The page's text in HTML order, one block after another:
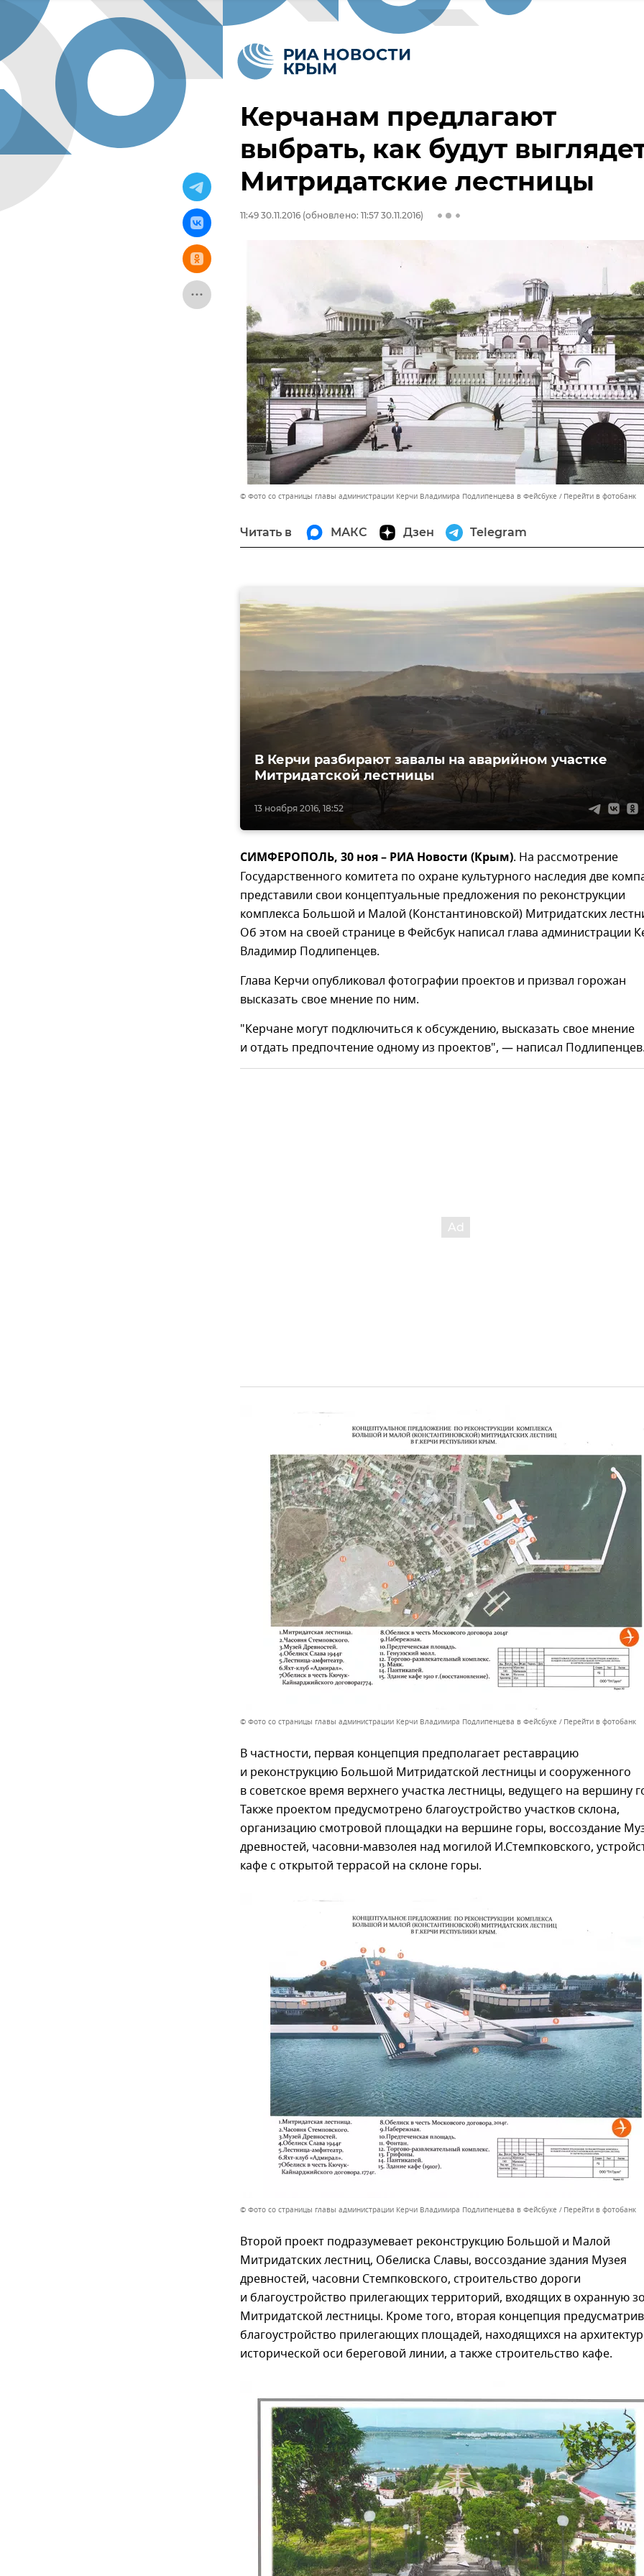
Керчанам предлагают
выбрать, как будут
Митридатские лестницы
11:49 30.11.2016 (обновлено: 11:57 30.11.2016)
© Фото со страницы главы администрации Керчи Владимира Подлипенцева в Фейсбуке Перейти в фотобанк
Читать в МАКС Дзен Telegram
13 ноября 2016, 18:52
В Керчи разбирают завалы на аварийном участке
Митридатской лестницы
СИМФЕРОПОЛЬ, 30 ноя – РИА Новости (Крым). На рассмотрение
Государственного комитета по охране культурного наследия две
представили свои концептуальные предложения по реконструкции
комплекса Большой и Малой (Константиновской) Митридатских
Об этом на своей странице в Фейсбук написал глава администрации
Владимир Подлипенцев.
Глава Керчи опубликовал фотографии проектов и призвал горожан
высказать свое мнение по ним.
"Керчане могут подключиться к обсуждению, высказать свое мнение
и отдать предпочтение одному из проектов", — написал
© Фото со страницы главы администрации Керчи Владимира Подлипенцева в Фейсбуке Перейти в фотобанк
В частности, первая концепция предполагает реставрацию
и реконструкцию Большой Митридатской лестницы и сооруженного
в советское время верхнего участка лестницы, ведущего на вершину
Также проектом предусмотрено благоустройство участков склона,
организацию смотровой площадки на вершине горы, воссоздание
древностей, часовни-мавзолея над могилой И.Стемпковского,
кафе с открытой террасой на склоне горы.
© Фото со страницы главы администрации Керчи Владимира Подлипенцева в Фейсбуке Перейти в фотобанк
Второй проект подразумевает реконструкцию Большой и Малой
Митридатских лестниц, Обелиска Славы, воссоздание здания Музея
древностей, часовни Стемпковского, строительство дороги
и благоустройство прилегающих территорий, входящих в охранную
Митридатской лестницы. Кроме того, вторая концепция
благоустройство прилегающих площадей, находящихся на
исторической оси береговой линии, а также строительство кафе.